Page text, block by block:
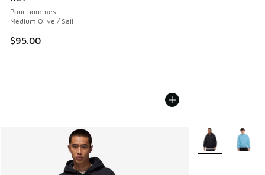
Pour hommes
Medium Olive / Sail
$95.00
Plus de couleurs